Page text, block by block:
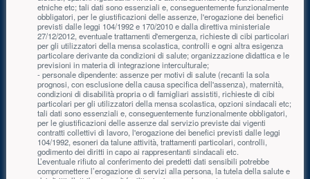
etniche etc; tali dati sono essenziali e, conseguentemente funzionalmente
obbligatori, per le giustificazioni delle assenze, l'erogazione dei benefici
previsti dalle leggi 104/1992 e 170/2010 e dalla direttiva ministeriale
27/12/2012, eventuale trattamenti d'emergenza, richieste di cibi particolari
per gli utilizzatori della mensa scolastica, controlli e ogni altra esigenza
particolare derivante da condizioni di salute; organizzazione didattica e le
previsioni in materia di integrazione interculturale;
- personale dipendente: assenze per motivi di salute (recanti la sola
prognosi, con esclusione della causa specifica dell'assenza), maternità,
condizioni di disabilità propria o di famigliari assistiti, richieste di cibi
particolari per gli utilizzatori della mensa scolastica, opzioni sindacali etc;
tali dati sono essenziali e, conseguentemente funzionalmente obbligatori,
per le giustificazioni delle assenze dal servizio previste dai vigenti
contratti collettivi di lavoro, l'erogazione dei benefici previsti dalle leggi
104/1992, esoneri da talune attività, trattamenti particolari, controlli,
godimento dei diritti in capo ai rappresentanti sindacali etc.
L’eventuale rifiuto al conferimento dei predetti dati sensibili potrebbe
compromettere l’erogazione di servizi alla persona, la tutela della salute e